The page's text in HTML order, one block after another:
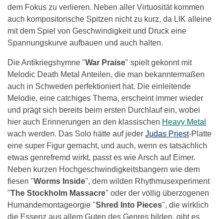
dem Fokus zu verlieren. Neben aller Virtuosität kommen
auch kompositorische Spitzen nicht zu kurz, da LIK alleine
mit dem Spiel von Geschwindigkeit und Druck eine
Spannungskurve aufbauen und auch halten.
Die Antikriegshymne "War Praise" spielt gekonnt mit
Melodic Death Metal Anteilen, die man bekanntermaßen
auch in Schweden perfektioniert hat. Die einleitende
Melodie, eine catchiges Thema, erscheint immer wieder
und prägt sich bereits beim ersten Durchlauf ein, wobei
hier auch Erinnerungen an den klassischen Heavy Metal
wach werden. Das Solo hätte auf jeder Judas Priest-Platte
eine super Figur gemacht, und auch, wenn es tatsächlich
etwas genrefremd wirkt, passt es wie Arsch auf Eimer.
Neben kurzen Hochgeschwindigkeitsbangern wie dem
fiesen "Worms Inside", dem wilden Rhythmusexperiment
"The Stockholm Massacre" oder der völlig überzogenen
Humandemontageorgie "Shred Into Pieces", die wirklich
die Essenz aus allem Guten des Genres bilden, gibt es